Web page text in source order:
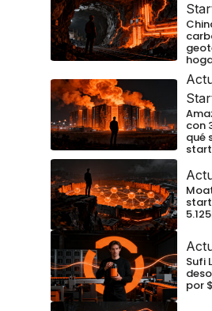
con
qué
Sufi
por